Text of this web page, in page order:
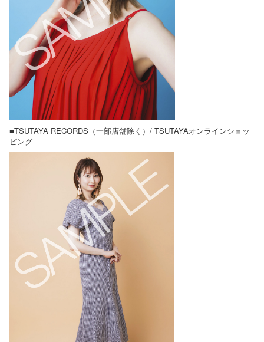
■TSUTAYA RECORDS（一部店舗除く）/ TSUTAYAオンラインショッ
ピング